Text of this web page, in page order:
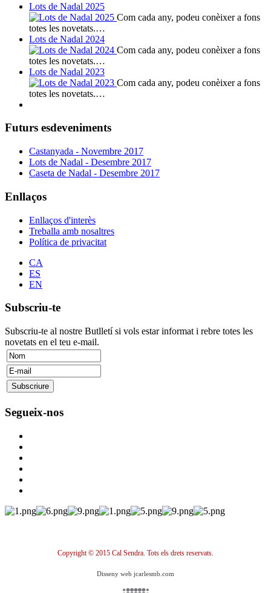
Lots de Nadal 2025
Com cada any, podeu conèixer a fons
totes les novetats.…
Lots de Nadal 2024
Com cada any, podeu conèixer a fons
totes les novetats.…
Lots de Nadal 2023
Com cada any, podeu conèixer a fons
totes les novetats.…
Futurs esdeveniments
Castanyada - Novembre 2017
Lots de Nadal - Desembre 2017
Caseta de Nadal - Desembre 2017
Enllaços
Enllaços d'interès
Treballa amb nosaltres
Política de privacitat
CA
ES
EN
Subscriu-te
Subscriu-te al nostre Butlletí si vols estar informat i rebre totes les
novetats en el teu e-mail.
Segueix-nos
Copyright © 2015 Cal Sendra. Tots els drets reservats.
Disseny web jcarlesmb.com